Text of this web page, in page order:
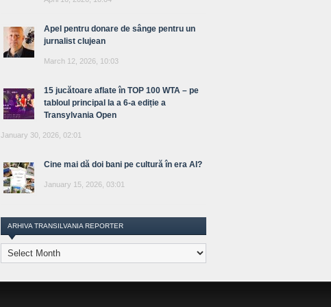
Apel pentru donare de sânge pentru un
jurnalist clujean
March 12, 2026, 10:03
15 jucătoare aflate în TOP 100 WTA – pe
tabloul principal la a 6-a ediție a
Transylvania Open
January 30, 2026, 02:01
Cine mai dă doi bani pe cultură în era AI?
January 15, 2026, 03:01
ARHIVA TRANSILVANIA REPORTER
Arhiva
Transilvania